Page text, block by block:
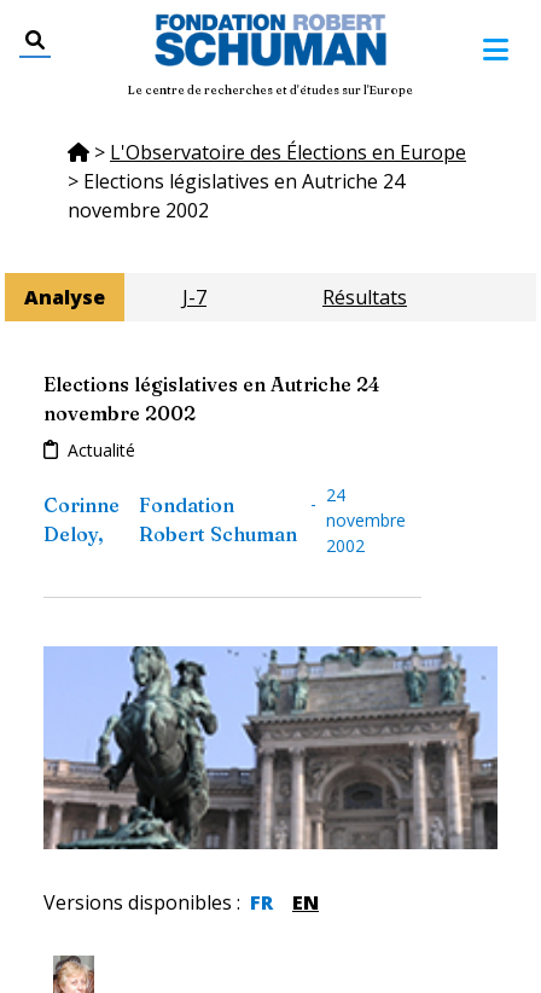
Le centre de recherches et d'études sur l'Europe
> L'Observatoire des Élections en Europe
> Elections législatives en Autriche 24
novembre 2002
Analyse J-7 Résultats
Elections législatives en Autriche 24
novembre 2002
Actualité
Corinne
Deloy,
Fondation
Robert Schuman
- 24
novembre
2002
Versions disponibles : FR EN